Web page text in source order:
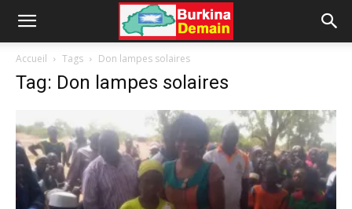
Accueil Tags Don lampes solaires
Tag: Don lampes solaires